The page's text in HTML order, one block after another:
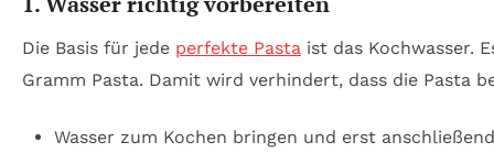
Die Basis für jede perfekte Pasta ist das Kochwasser.
Gramm Pasta. Damit wird verhindert, dass die Pasta
Wasser zum Kochen bringen und erst